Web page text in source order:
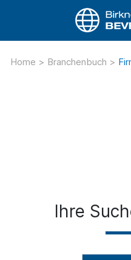
Home > Branchenbuch >
Ihre